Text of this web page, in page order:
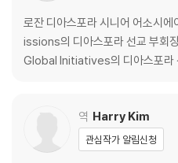
13. 공해 상에서의 디아스포라 선교
14. 학계의 디아스포라 사역자와 학
15. 디아스포라를 향한, 디아스포라
4부 글로벌 디아스포라 시대에 교회
서론 : 글로벌 디아스포라 시대에 교회
로잔 디아스포라 시니어 어소시
issions의 디아스포라 선교 부
Global Initiatives의 디아스포라
역 Harry Kim
관심작가 알림신청